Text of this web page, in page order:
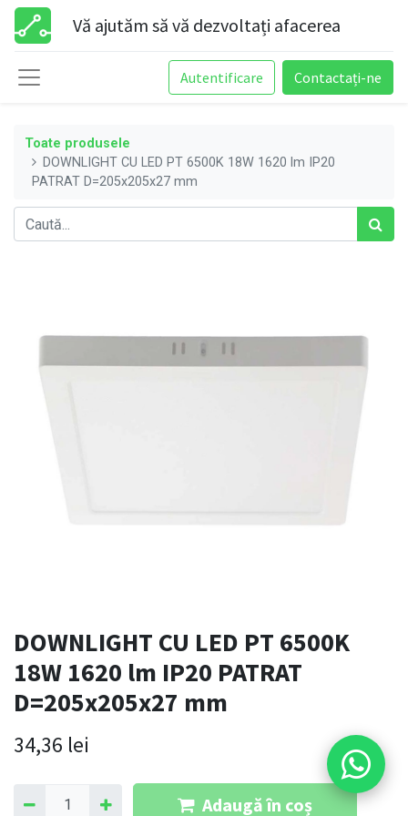
Vă ajutăm să vă dezvoltați afacerea
Autentificare Contactați-ne
Toate produsele
DOWNLIGHT CU LED PT 6500K 18W 1620 lm IP20
PATRAT D=205x205x27 mm
DOWNLIGHT CU LED PT 6500K
18W 1620 lm IP20 PATRAT
D=205x205x27 mm
34,36 lei
Adaugă în coș